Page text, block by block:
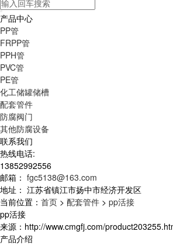
产品中心
PP管
FRPP管
PPH管
PVC管
PE管
化工储罐储槽
配套管件
防腐阀门
其他防腐设备
联系我们
热线电话:
13852992556
邮箱： fgc5138@163.com
地址： 江苏省镇江市扬中市经济开发区
当前位置： 首页 > 配套管件 > pp活接
pp活接
来源：http://www.cmgfj.com/
产品介绍